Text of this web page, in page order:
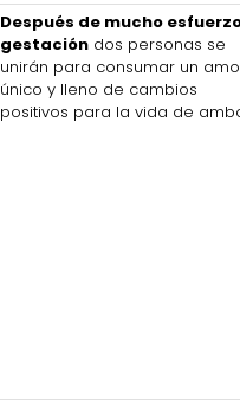
Después de mucho
gestación dos personas se
unirán para consumar un
único y lleno de cambios
positivos para la vida de